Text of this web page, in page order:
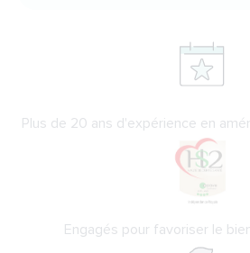
Plus de 20 ans d'expérience en
Engagés pour favoriser le